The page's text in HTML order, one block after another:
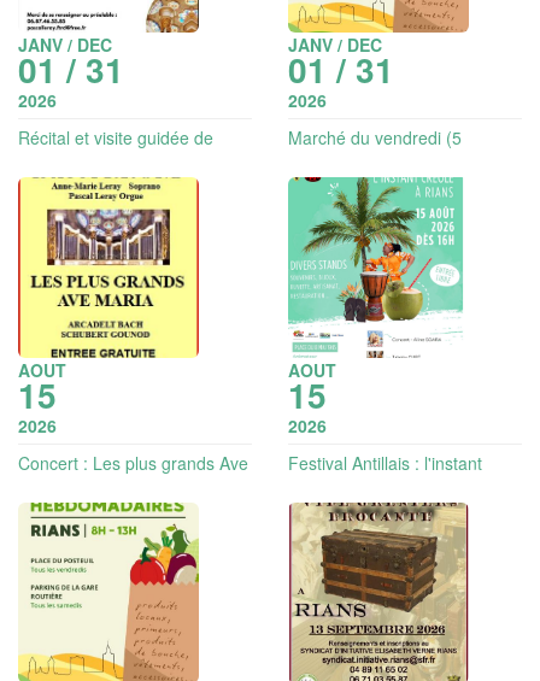
JANV / DEC
01 / 31
2026
Récital et visite guidée de
JANV / DEC
01 / 31
2026
Marché du vendredi (5
AOUT
15
2026
Concert : Les plus grands Ave
AOUT
15
2026
Festival Antillais : l'instant